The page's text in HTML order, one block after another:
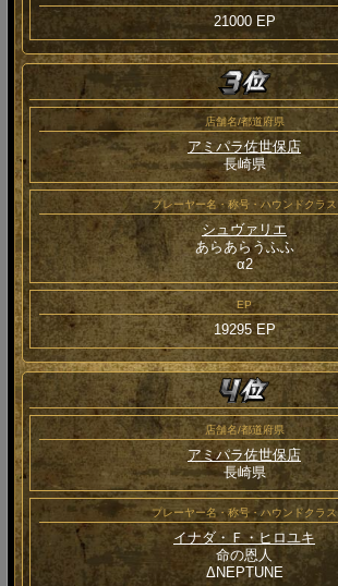
21000 EP
店舗名/都道府県
アミパラ佐世保店
長崎県
プレーヤー名・称号・ハウンドクラス
シュヴァリエ
あらあらうふふ
α2
EP
19295 EP
店舗名/都道府県
アミパラ佐世保店
長崎県
プレーヤー名・称号・ハウンドクラス
イナダ・Ｆ・ヒロユキ
命の恩人
ΔNEPTUNE